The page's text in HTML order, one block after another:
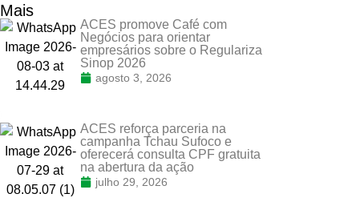
Mais
ACES promove Café com
Negócios para orientar
empresários sobre o Regulariza
Sinop 2026
agosto 3, 2026
ACES reforça parceria na
campanha Tchau Sufoco e
oferecerá consulta CPF gratuita
na abertura da ação
julho 29, 2026